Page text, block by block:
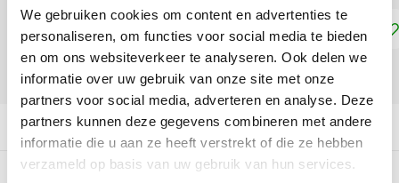
We gebruiken cookies om content en advertenties te
personaliseren, om functies voor social media te bieden
en om ons websiteverkeer te analyseren. Ook delen we
informatie over uw gebruik van onze site met onze
partners voor social media, adverteren en analyse. Deze
partners kunnen deze gegevens combineren met andere
informatie die u aan ze heeft verstrekt of die ze hebben
verzameld op basis van uw gebruik van hun services.
Toevoegen aan winkelwagen
DELEN:
Productomschrijving
Gerelateerde producten